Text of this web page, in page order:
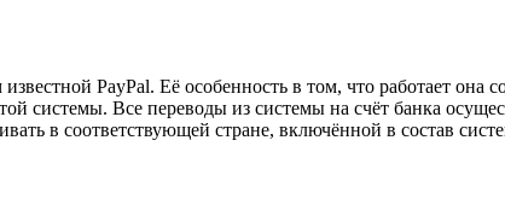
PayPal. Её особенность в том, что работает
системы. Все переводы из системы на счёт банка
в соответствующей стране, включённой в состав